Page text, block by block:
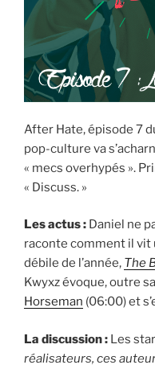
After Hate, épisode 7
pop-culture va
« mecs overhypés ».
« Discuss. »
Les actus : Daniel ne
raconte comment il vit
débile de l’année, The
Kwyxz évoque, outre
Horseman (06:00) et
La discussion : Les
réalisateurs, ces